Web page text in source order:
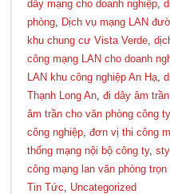
dây mạng cho doanh nghiệp ,
phòng Dịch vụ mạng LAN
khu chung cư Vista Verde ,
công mạng LAN cho doanh
LAN khu công nghiệp An Hạ ,
Thạnh Long An ,đi dây âm
âm trần cho văn phòng công ty
công nghiệp ,đơn vị thi công
thống mạng nội bộ công ty,
công mạng lan văn phòng trọn
Tin Tức
Uncategorized